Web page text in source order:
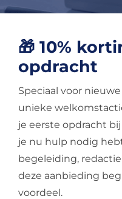
🎁 10%
opdracht
Speciaal voor
unieke
je eerste opdracht
je nu hulp nodig
begeleiding,
deze aanbieding
voordeel.